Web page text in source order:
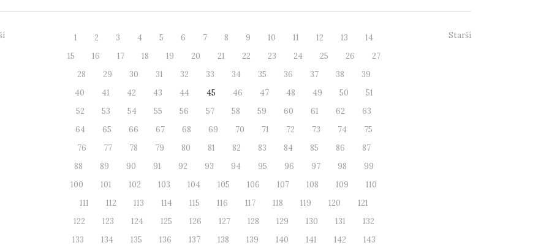
1 2 3 4 5 6 7 8 9 10 11 12 13
14
15
16 17 18 19 20 21 22 23 24 25 26
27
28
29 30 31 32 33 34 35 36 37 38
39
40
41 42 43 44 45 46 47 48 49 50
51
52
53 54 55 56 57 58 59 60 61 62
63
64
65 66 67 68 69 70 71 72 73 74
75
76
77 78 79 80 81 82 83 84 85 86
87
88
89 90 91 92 93 94 95 96 97 98
99
100
101 102 103 104 105 106 107 108 109
110
111
112 113 114 115 116 117 118 119 120
121
122
123 124 125 126 127 128 129 130 131
132
133
134 135 136 137 138 139 140 141 142
143
Starší